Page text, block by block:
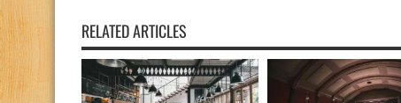
RELATED ARTICLES